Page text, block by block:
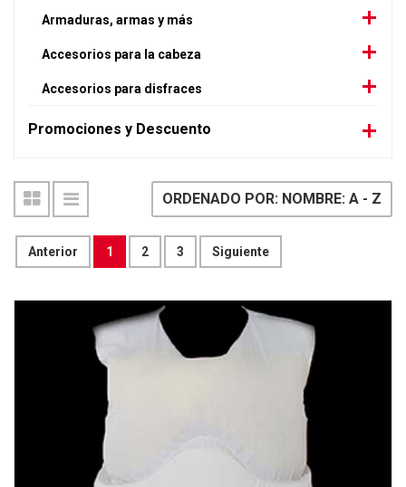
Armaduras, armas y más
Accesorios para la cabeza
Accesorios para disfraces
Promociones y Descuento
Anterior 1 2 3 Siguiente
ORDENADO POR: NOMBRE: A - Z